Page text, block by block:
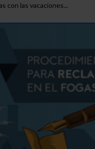
con las vacaciones...